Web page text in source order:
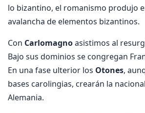
lo bizantino, el romanismo produjo
avalancha de elementos bizantinos.
Con Carlomagnoasistimos al
Bajo sus dominios se congregan
En una fase ulterior los Otones,
bases carolingias, crearán la
Alemania.